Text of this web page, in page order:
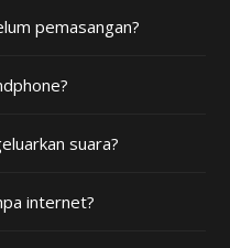
pemasangan?
suara?
internet?